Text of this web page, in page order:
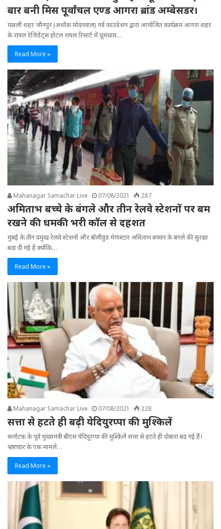
बार बनी मिस पूर्वांचल एण्ड आगरा ब्रांड अम्बेसडर।
मछली शहर जौनपुर (अशोक मोदनवाल) गर्व फाउंडेशन द्वारा आयोजित कार्यक्रम आगरा शहर
के रायल रेजिडेंट्स होटल रायल रिसार्ट में धूमधाम…
Read More »
Mahanagar Samachar Live 07/08/2021 287
अमिताभ बच्‍चे के बंगले और तीन रेलवे स्‍टेशनों पर बम
रखने की धमकी भरी कॉल से दहशत
मुंबई के तीन प्रमुख रेलवे स्टेशनों और बॉलीवुड मेगास्टार अमिताभ बच्चन के बंगले की सुरक्षा
बढ़ा दी गई है क्योंकि…
Read More »
Mahanagar Samachar Live 07/08/2021 228
सत्ता से हटते ही बढ़ी येदियुरप्पा की मुश्किलें
कर्नाटक के पूर्व मुख्यमंत्री बीएस येदियुरप्पा की मुश्किलें सत्ता से हटते ही दोबारा बढ़ गई हैं।
भ्रष्टाचार के एक मामले…
Read More »